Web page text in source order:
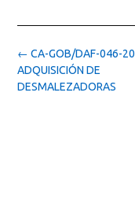
Post
navigation
← CA-GOB/DAF-046-
ADQUISICIÓN DE
DESMALEZADORAS